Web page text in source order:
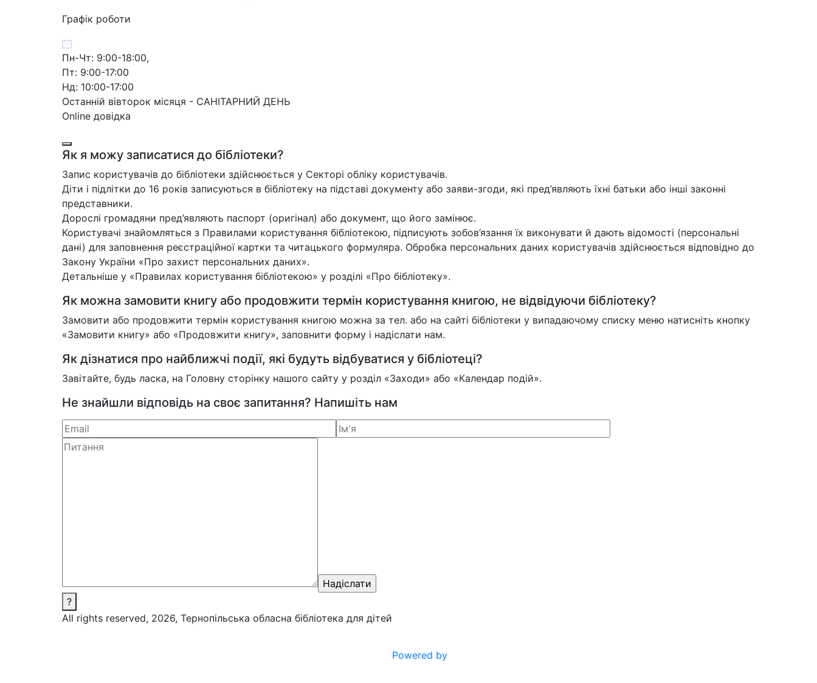
Графік роботи
Пн-Чт: 9:00-18:00,
Пт: 9:00-17:00
Нд: 10:00-17:00
Останній вівторок місяця - САНІТАРНИЙ ДЕНЬ
Online довідка
Як я можу записатися до бібліотеки?
Запис користувачів до бібліотеки здійснюється у Секторі обліку користувачів.
Діти і підлітки до 16 років записуються в бібліотеку на підставі документу або заяви-згоди, які пред’являють їхні батьки або інші законні
представники.
Дорослі громадяни пред’являють паспорт (оригінал) або документ, що його замінює.
Користувачі знайомляться з Правилами користування бібліотекою, підписують зобов’язання їх виконувати й дають відомості (персональні
дані) для заповнення реєстраційної картки та читацького формуляра. Обробка персональних даних користувачів здійснюється відповідно до
Закону України «Про захист персональних даних».
Детальніше у «Правилах користування бібліотекою» у розділі «Про бібліотеку».
Як можна замовити книгу або продовжити термін користування книгою, не відвідуючи бібліотеку?
Замовити або продовжити термін користування книгою можна за тел. або на сайті бібліотеки у випадаючому списку меню натисніть кнопку
«Замовити книгу» або «Продовжити книгу», заповнити форму і надіслати нам.
Як дізнатися про найближчі події, які будуть відбуватися у бібліотеці?
Завітайте, будь ласка, на Головну сторінку нашого сайту у розділ «Заходи» або «Календар подій».
Не знайшли відповідь на своє запитання? Напишіть нам
?
All rights reserved, 2026, Тернопільська обласна бібліотека для дітей
Powered by